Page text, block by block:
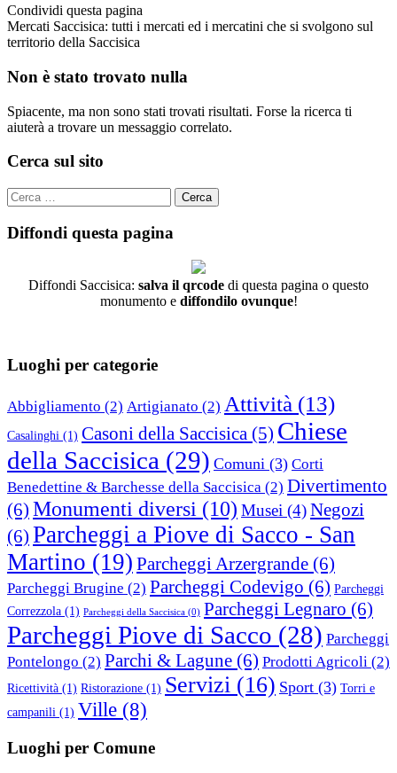
Condividi questa pagina
Mercati Saccisica: tutti i mercati ed i mercatini che si svolgono sul
territorio della Saccisica
Non è stato trovato nulla
Spiacente, ma non sono stati trovati risultati. Forse la ricerca ti
aiuterà a trovare un messaggio correlato.
Cerca sul sito
Cerca
per:
Diffondi questa pagina
Diffondi Saccisica: salva il qrcode di questa pagina o questo
monumento e diffondilo ovunque!
Luoghi per categorie
Abbigliamento (2) Artigianato (2) Attività (13)
Casalinghi (1) Casoni della Saccisica (5) Chiese
della Saccisica (29) Comuni (3) Corti
Benedettine & Barchesse della Saccisica (2) Divertimento
(6) Monumenti diversi (10) Musei (4)Negozi
(6) Parcheggi a Piove di Sacco - San
Martino (19) Parcheggi Arzergrande (6)
Parcheggi Brugine (2) Parcheggi Codevigo (6) Parcheggi
Correzzola (1) Parcheggi della Saccisica (0) Parcheggi Legnaro (6)
Parcheggi Piove di Sacco (28) Parcheggi
Pontelongo (2) Parchi & Lagune (6) Prodotti Agricoli (2)
Ricettività (1) Ristorazione (1) Servizi (16) Sport (3) Torri e
campanili (1) Ville (8)
Luoghi per Comune